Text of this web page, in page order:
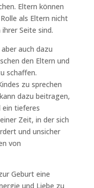
Eltern können
als Eltern nicht
Seite sind.
auch dazu
den Eltern und
schaffen.
zu sprechen
dazu beitragen,
ein tieferes
Zeit, in der sich
und unsicher
von
Geburt eine
und Liebe zu